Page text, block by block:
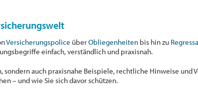
Versicherungspolice überObliegenheiten bis hin zu
einfach, verständlich und praxisnah.
auch praxisnahe Beispiele, rechtliche Hinweise und
– und wie Sie sich davor schützen.